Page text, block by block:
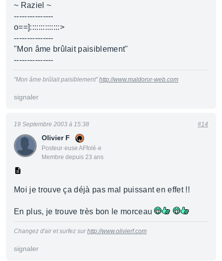
~ Raziel ~
---------------
o==]::::::::::::::>
---------------
"Mon âme brûlait paisiblement"
---------------
"Mon âme brûlait paisiblement"http://www.maldoror-web.com
signaler
Olivier F
Posteur·euse AFfolé·e
Membre depuis 23 ans
19 Septembre 2003 à 15:38 #14
Moi je trouve ça déjà pas mal puissant en effet !!
En plus, je trouve très bon le morceau
Changez d'air et surfez surhttp://www.olivierf.com
signaler